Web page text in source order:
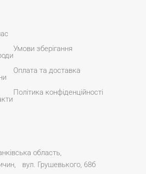
Умови зберігання
Оплата та доставка
Політика конфіденційності
область,
вул. Грушевького, 68б